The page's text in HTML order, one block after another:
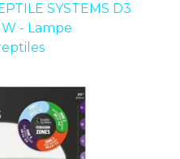
SYSTEMS D3
- Lampe